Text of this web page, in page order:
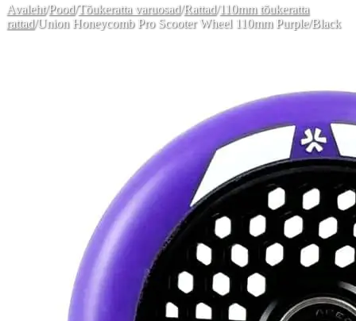
Avaleht/Pood/Tõukeratta varuosad/Rattad/110mm tõukeratta
rattad/Union Honeycomb Pro Scooter Wheel 110mm Purple/Black